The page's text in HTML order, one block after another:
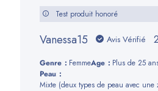
Test produit honoré
Vanessa15 Avis Vérifié
Genre: FemmeAge:
Plus de 25
Peau:
Mixte (deux types de peau avec une